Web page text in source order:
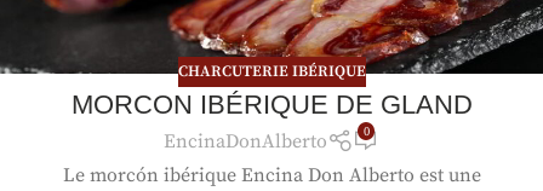
CHARCUTERIE IBÉRIQUE
MORCON IBÉRIQUE DE GLAND
EncinaDonAlberto 0
Le morcón ibérique Encina Don Alberto est une